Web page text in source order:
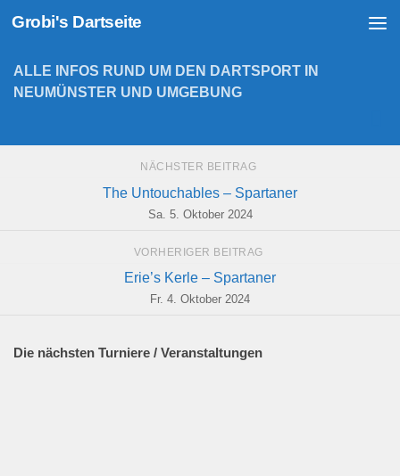
Zum Inhalt springen
Grobi's Dartseite
ALLE INFOS RUND UM DEN DARTSPORT IN
NEUMÜNSTER UND UMGEBUNG
NÄCHSTER BEITRAG
The Untouchables – Spartaner
Sa. 5. Oktober 2024
VORHERIGER BEITRAG
Erie’s Kerle – Spartaner
Fr. 4. Oktober 2024
Die nächsten Turniere / Veranstaltungen